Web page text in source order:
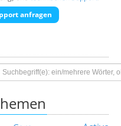
anfragen